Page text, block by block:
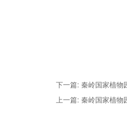
下一篇: 秦岭国家植物
上一篇: 秦岭国家植物